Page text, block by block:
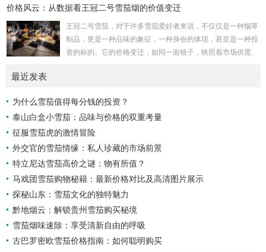
更是一幅关于历史与现代、喧嚣与静谧交错的丰富画卷。 雪
而，在上海，这种传统符号被赋予了更多维度的意义。上海的
雪茄市场不仅仅是商品的交换平台，它更像是一个社交的场
域，是精英人士心灵的栖息之地，是文化传承与创新的纽...
价格风云：从数据看王冠二号雪茄烟的价值变迁
王冠二号雪茄，对于许多雪茄爱好者来说，不仅仅是一种烟草
制品，更是一种品味的象征，一种身份的体现，甚至是一种投
资的标的。它的价格变迁，如同一面镜子，映照着市场供需、
多方面的。原材料成本是基础。优质烟叶的种植、采摘、发酵
和醇化都需要耗费大量的人力物力，气候变化、病虫害等自然
因素也可能影响烟叶的产量和质量，进而影响雪茄的...
最近发表
为什么雪茄值得每分钱的投资？
泰山白盒小雪茄：品味与价格的双重考量
征服雪茄虎的激情冒险
外交官的雪茄情缘：私人珍藏的市场前景
特立尼达雪茄高价之谜：物有所值？
马戏团雪茄购物秘籍：最新价格对比及高清图片展示
探秘山东：雪茄文化的独特魅力
黔地烟云：解锁贵州雪茄购买秘境
雪茄烟味速除：享受清新自由的呼吸
古巴罗密欧雪茄价格指南：如何聪明购买